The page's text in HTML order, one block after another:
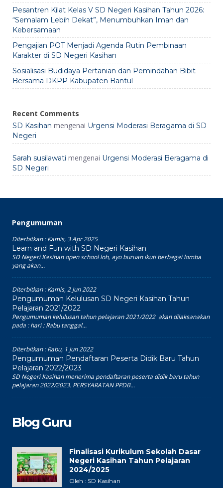
Pesantren Kilat Kelas V SD Negeri Kasihan Tahun 2026:
“Semalam Lebih Dekat”, Menumbuhkan Iman dan
Kebersamaan
Pengajian POT Menjadi Agenda Rutin Pembinaan
Karakter di SD Negeri Kasihan
Sosialisasi Budidaya Pertanian dan Pemindahan Bibit
Bersama DKPP Kabupaten Bantul
Recent Comments
SD Kasihan mengenai Urgensi Moderasi Beragama di SD
Negeri
Sarah susilawati mengenai Urgensi Moderasi Beragama di
SD Negeri
Pengumuman
Diterbitkan :Kamis, 3 Apr 2025
Learn and Fun with SD Negeri Kasihan
SD Negeri Kasihan open school loh, ayo buruan ikuti berbagai lomba
yang akan...
Diterbitkan :Kamis, 2 Jun 2022
Pengumuman Kelulusan SD Negeri Kasihan Tahun
Pelajaran 2021/2022
Pengumuman kelulusan tahun pelajaran 2021/2022 akan dilaksanakan
pada : hari : Rabu tanggal...
Diterbitkan :Rabu, 1 Jun 2022
Pengumuman Pendaftaran Peserta Didik Baru Tahun
Pelajaran 2022/2023
SD Negeri Kasihan menerima pendaftaran peserta didik baru tahun
pelajaran 2022/2023. PERSYARATAN PPDB...
Blog Guru
Finalisasi Kurikulum Sekolah Dasar
Negeri Kasihan Tahun Pelajaran
2024/2025
Oleh : SD Kasihan